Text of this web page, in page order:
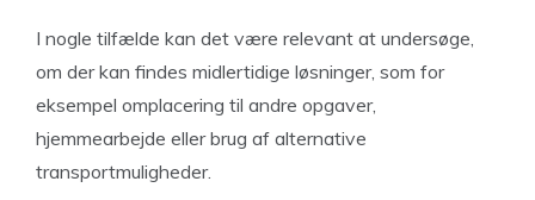
I nogle tilfælde kan det være relevant at undersøge,
om der kan findes midlertidige løsninger, som for
eksempel omplacering til andre opgaver,
hjemmearbejde eller brug af alternative
transportmuligheder.